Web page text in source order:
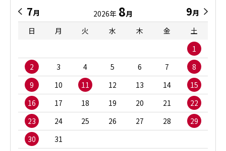
7月 2026年 8月 9月
日
月 火 水 木 金
土
1
2
3 4 5 6 7
8
9
10 11 12 13 14
15
16
17 18 19 20 21
22
23
24 25 26 27 28
29
30
31